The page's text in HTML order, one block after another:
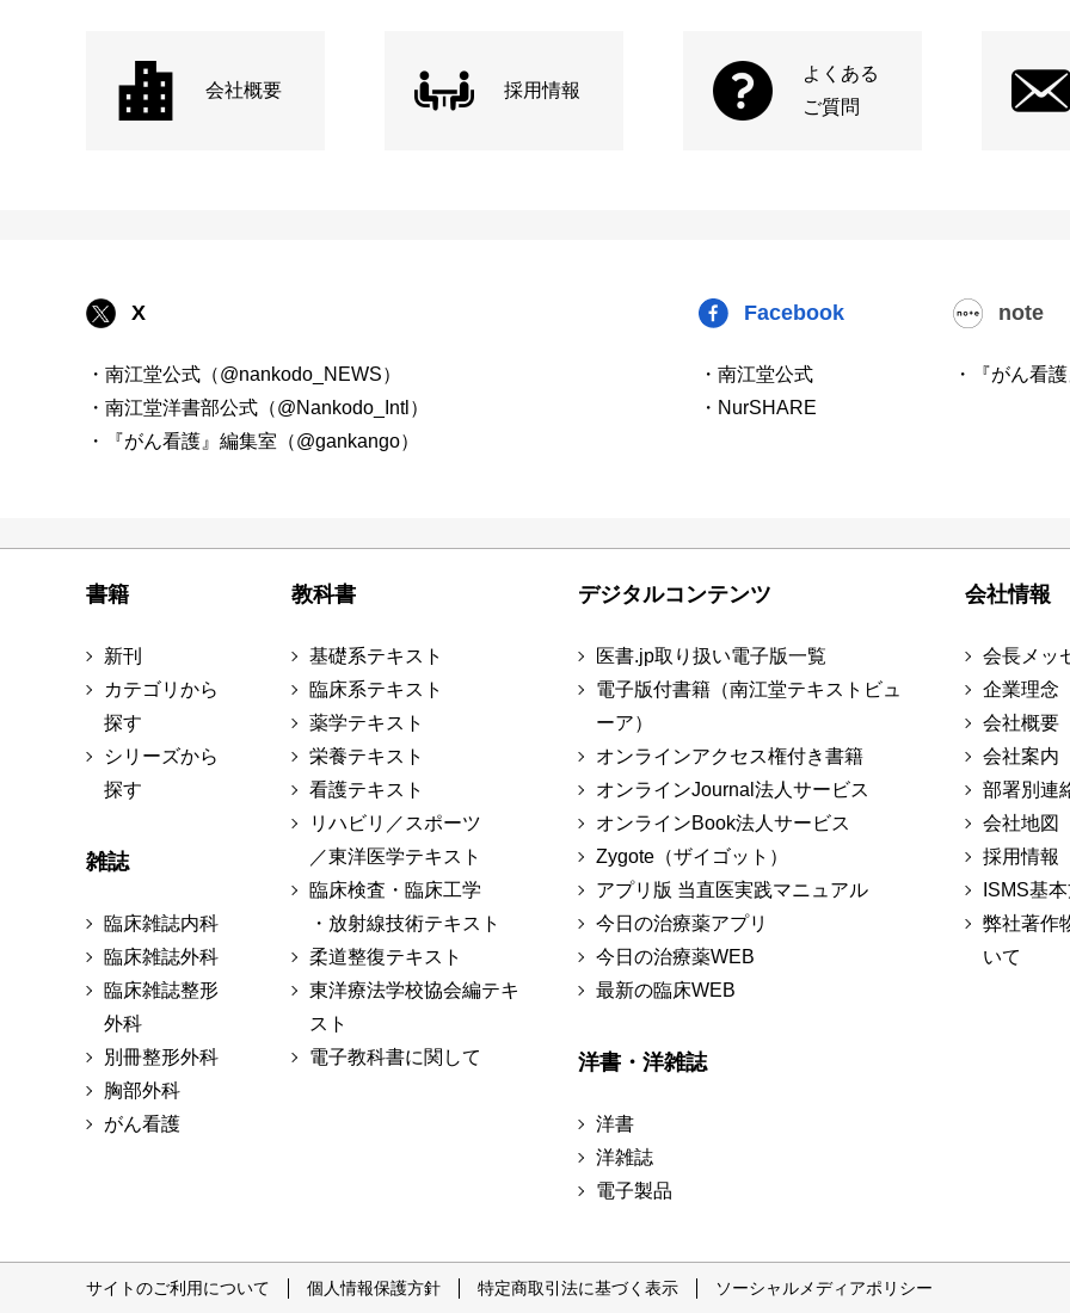
会社概要 採用情報
よくある
ご質問
X
・南江堂公式（@nankodo_NEWS）
・南江堂洋書部公式（@Nankodo_Intl）
・『がん看護』編集室（@gankango）
Facebook
・南江堂公式
・NurSHARE
note
・『がん看
書籍
新刊
カテゴリから
探す
シリーズから
探す
雑誌
臨床雑誌内科
臨床雑誌外科
臨床雑誌整形
外科
別冊整形外科
胸部外科
がん看護
教科書
基礎系テキスト
臨床系テキスト
薬学テキスト
栄養テキスト
看護テキスト
リハビリ／スポーツ
／東洋医学テキスト
臨床検査・臨床工学
・放射線技術テキスト
柔道整復テキスト
東洋療法学校協会編テキ
スト
電子教科書に関して
デジタルコンテンツ
医書.jp取り扱い電子版一覧
電子版付書籍（南江堂テキストビュ
ーア）
オンラインアクセス権付き書籍
オンラインJournal法人サービス
オンラインBook法人サービス
Zygote（ザイゴット）
アプリ版 当直医実践マニュアル
今日の治療薬アプリ
今日の治療薬WEB
最新の臨床WEB
洋書・洋雑誌
洋書
洋雑誌
電子製品
会社情報
会長メッ
企業理念
会社概要
会社案内
部署別連
会社地図
採用情報
ISMS基
弊社著作
いて
サイトのご利用について 個人情報保護方針 特定商取引法に基づく表示 ソーシャルメディアポリシー